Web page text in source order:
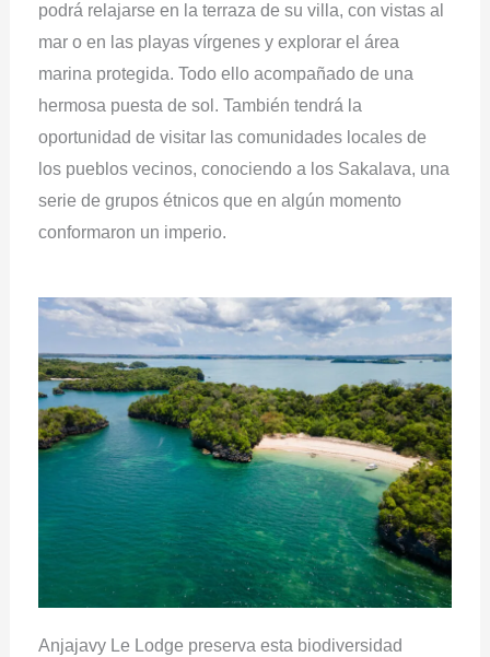
podrá relajarse en la terraza de su villa, con vistas al
mar o en las playas vírgenes y explorar el área
marina protegida. Todo ello acompañado de una
hermosa puesta de sol. También tendrá la
oportunidad de visitar las comunidades locales de
los pueblos vecinos, conociendo a los Sakalava, una
serie de grupos étnicos que en algún momento
conformaron un imperio.
Anjajavy Le Lodge preserva esta biodiversidad